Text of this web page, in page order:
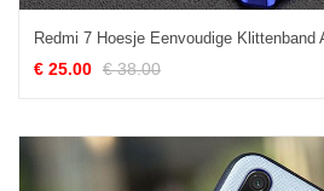
€ 25.00 € 38.00